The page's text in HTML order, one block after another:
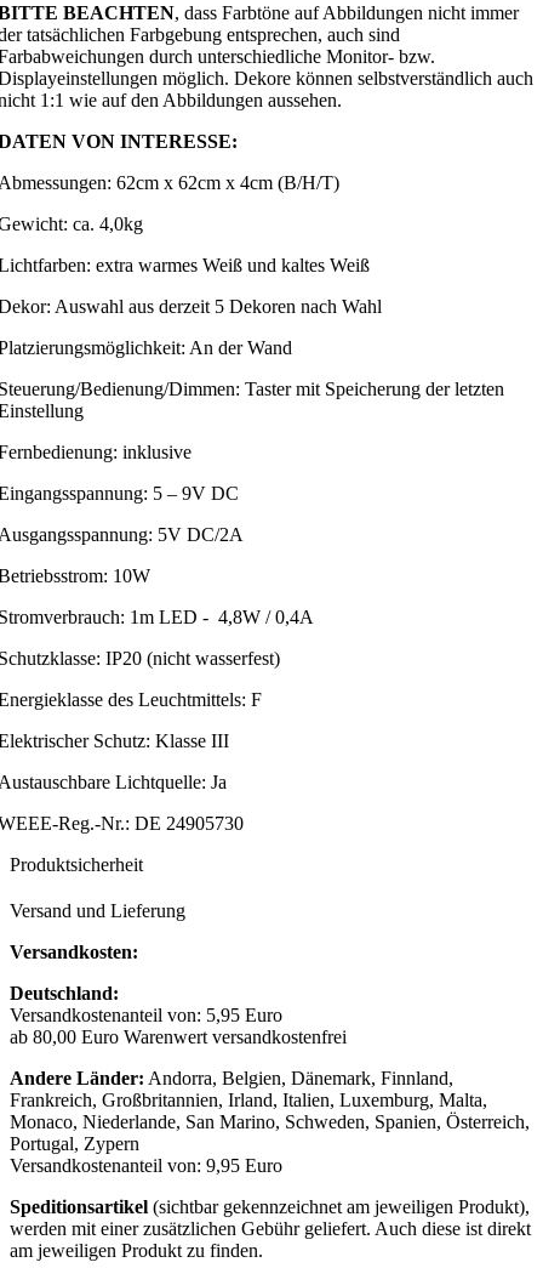
BEACHTEN, dass Farbtöne auf Abbildungen nicht immer
tatsächlichen Farbgebung entsprechen, auch sind
durch unterschiedliche Monitor- bzw.
möglich. Dekore können selbstverständlich auch
1:1 wie auf den Abbildungen aussehen.
VON INTERESSE:
62cm x 62cm x 4cm (B/H/T)
ca. 4,0kg
extra warmes Weiß und kaltes Weiß
Auswahl aus derzeit 5 Dekoren nach Wahl
An der Wand
Bedienung/Dimmen: Taster mit Speicherung der letzten
inklusive
5 – 9V DC
5V DC/2A
10W
1m LED - 4,8W / 0,4A
IP20 (nicht wasserfest)
des Leuchtmittels: F
Schutz: Klasse III
Lichtquelle: Ja
Reg.-Nr.: DE 24905730
Produktsicherheit
Versand und Lieferung
Versandkosten:
Deutschland:
Versandkostenanteil von: 5,95 Euro
ab 80,00 Euro Warenwert versandkostenfrei
Andere Länder: Andorra, Belgien, Dänemark, Finnland,
Frankreich, Großbritannien, Irland, Italien, Luxemburg, Malta,
Monaco, Niederlande, San Marino, Schweden, Spanien, Österreich,
Portugal, Zypern
Versandkostenanteil von: 9,95 Euro
Speditionsartikel (sichtbar gekennzeichnet am jeweiligen Produkt),
werden mit einer zusätzlichen Gebühr geliefert. Auch diese ist direkt
am jeweiligen Produkt zu finden.